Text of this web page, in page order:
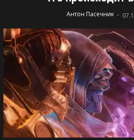
Антон Пасечник -